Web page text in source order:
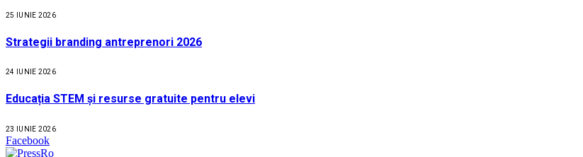
25 IUNIE 2026
Strategii branding antreprenori 2026
24 IUNIE 2026
Educația STEM și resurse gratuite pentru elevi
23 IUNIE 2026
Facebook